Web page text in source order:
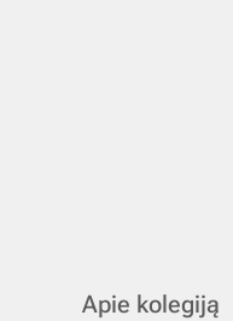
Apie kolegiją